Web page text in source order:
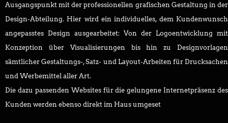
Ausgangspunkt mit der professionellen grafischen Gestaltung in der
Design-Abteilung. Hier wird ein individuelles, dem Kundenwunsch
angepasstes Design ausgearbeitet: Von der Logoentwicklung mit
Konzeption über Visualisierungen bis hin zu Designvorlagen
sämtlicher Gestaltungs-, Satz- und Layout-Arbeiten für Drucksachen
und Werbemittel aller Art.
Die dazu passenden Websites für die gelungene Internetpräsenz des
Kunden werden ebenso direkt im Haus umgeset